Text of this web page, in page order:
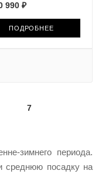
990 ₽
ПОДРОБНЕЕ
7
зимнего периода.
среднюю посадку на